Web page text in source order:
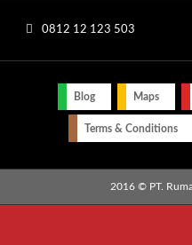
0812 12 123 503
Blog Maps
Terms & Conditions
2016 © PT.